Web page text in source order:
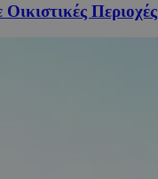
Περιοχές